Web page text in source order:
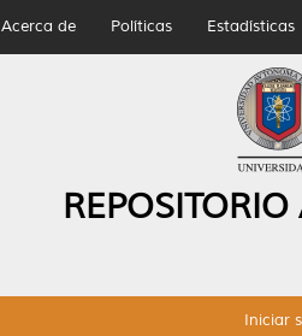
Acerca de Políticas Estadísticas
Iniciar